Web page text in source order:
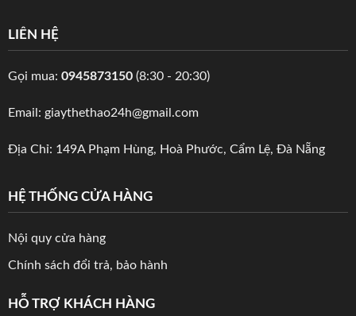
LIÊN HỆ
Gọi mua: 0945873150(8:30 - 20:30)
Email: giaythethao24h@gmail.com
Địa Chỉ: 149A Phạm Hùng, Hoà Phước, Cẩm Lệ, Đà Nẵng
HỆ THỐNG CỬA HÀNG
Nội quy cửa hàng
Chính sách đổi trả, bảo hành
HỖ TRỢ KHÁCH HÀNG